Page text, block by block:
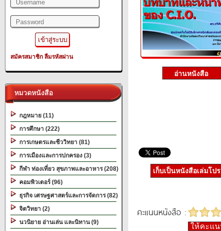
สมัครสมาชิก ลืมรหัสผ่าน
หมวดหนังสือ
กฎหมาย (11)
การศึกษา (222)
การเกษตรและชีววิทยา (81)
การเมืองและการปกครอง (3)
กีฬา ท่องเที่ยว สุขภาพและอาหาร (208)
คอมพิวเตอร์ (96)
ธุรกิจ เศรษฐศาสตร์และการจัดการ (82)
จิตวิทยา (2)
นวนิยาย อ่านเล่น และนิทาน (9)
เก็บเป็นหนังสือเล่มโป
คะแนนหนังสือ :
ให้คะแ